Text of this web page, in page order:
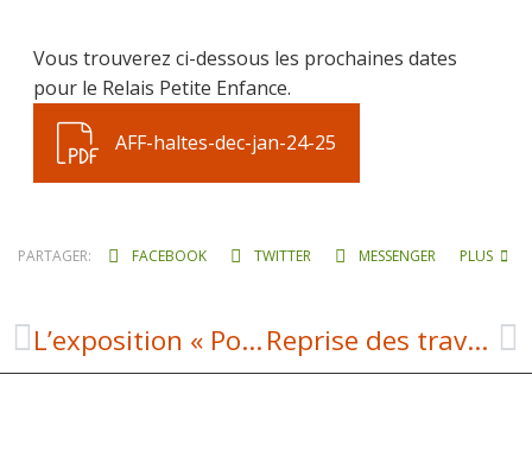
Vous trouverez ci-dessous les prochaines dates
pour le Relais Petite Enfance.
AFF-haltes-dec-jan-24-25
PARTAGER: FACEBOOK TWITTER MESSENGER PLUS
L’exposition « Pour une vitalité commerciale en Aubrac Carladez Viadène » est arrivée à Laguiole ! Reprise des travaux d’aménagement du centre bourg le 25 novembre 2024